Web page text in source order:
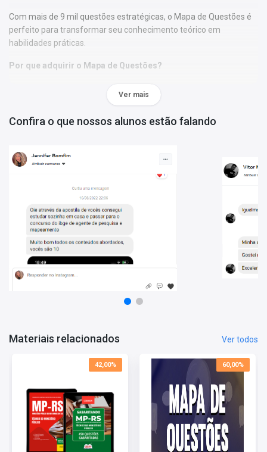
Com mais de 9 mil questões estratégicas, o Mapa de Questões é
perfeito para transformar seu conhecimento teórico em
habilidades práticas.
Por que adquirir o Mapa de Questões?
formato, a estrutura e o estilo das perguntas elaboradas pela
similares;
• Ao abordar um volume substancial de questões, você estará
apto a identificar os assuntos que têm maior recorrência nas
provas, direcionando seu foco de estudo para áreas de maior
relevância;
• Mediante a resolução das questões, você também terá a
capacidade de avaliar seu progresso por matéria e tópico,
permitindo um redirecionamento estratégico de seus estudos
para as áreas que necessitam maior dedicação;
• Foram incluídas questões da Vunesp, Cebraspe e FGV como
forma de complementar as questões do Instituto AOCP,
disponíveis em menor quantidade.
Questões - MP-RS - Analista do Ministério Público - Esp.
365 dias
Ver mais
Confira o que nossos alunos estão falando
Materiais relacionados Ver todos
42,00% 60,00%